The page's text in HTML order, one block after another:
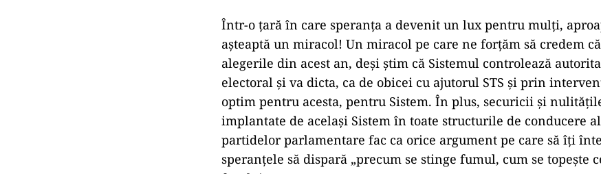
Într-o țară în care speranța a devenit un lux pentru mulți,
așteaptă un miracol! Un miracol pe care ne forțăm să credem
alegerile din acest an, deși știm că Sistemul controlează
electoral și va dicta, ca de obicei cu ajutorul STS și prin
optim pentru acesta, pentru Sistem. În plus, securicii și
implantate de același Sistem în toate structurile de conducere
partidelor parlamentare fac ca orice argument pe care să îți
speranțele să dispară „precum se stinge fumul, cum se topeşte